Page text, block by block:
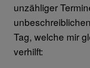
unzähliger
unbeschreiblichen
Tag, welche mir
verhilft: